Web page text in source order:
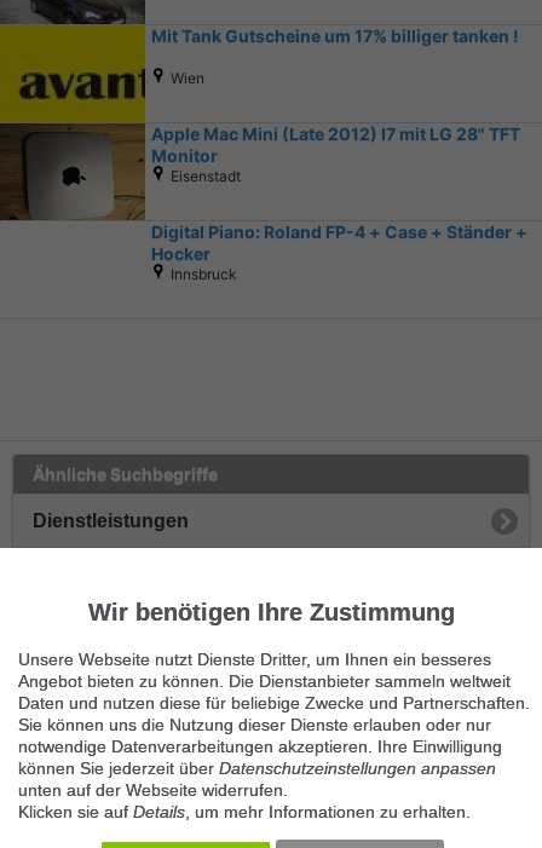
Mit Tank Gutscheine um 17% billiger tanken !
Wien
Apple Mac Mini (Late 2012) I7 mit LG 28" TFT
Monitor
Eisenstadt
Digital Piano: Roland FP-4 + Case + Ständer +
Hocker
Innsbruck
Ähnliche Suchbegriffe
Dienstleistungen
Fotografie
Filmen
Musik
Unterhaltung
Wir benötigen Ihre Zustimmung
Unsere Webseite nutzt Dienste Dritter, um Ihnen ein besseres
Angebot bieten zu können. Die Dienstanbieter sammeln weltweit
Daten und nutzen diese für beliebige Zwecke und Partnerschaften.
Sie können uns die Nutzung dieser Dienste erlauben oder nur
notwendige Datenverarbeitungen akzeptieren. Ihre Einwilligung
können Sie jederzeit über Datenschutzeinstellungen anpassen
unten auf der Webseite widerrufen.
Klicken sie auf Details , um mehr Informationen zu erhalten.